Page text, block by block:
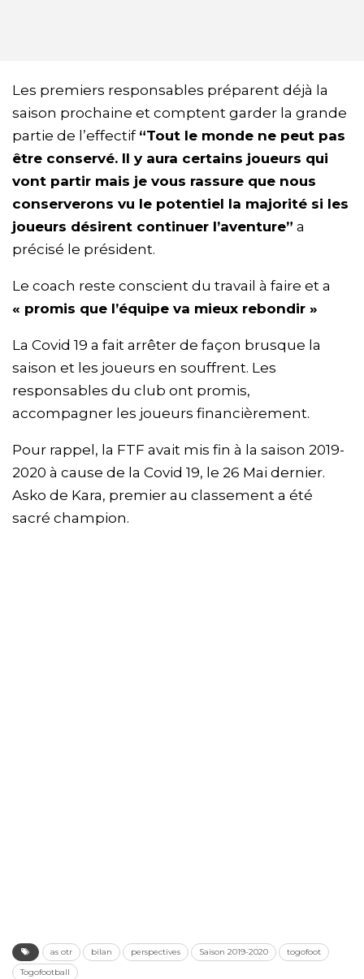
Les premiers responsables préparent déjà la
saison prochaine et comptent garder la grande
partie de l’effectif “Tout le monde ne peut pas
être conservé. Il y aura certains joueurs qui
vont partir mais je vous rassure que nous
conserverons vu le potentiel la majorité si les
joueurs désirent continuer l’aventure” a
précisé le président.
Le coach reste conscient du travail à faire et a
« promis que l’équipe va mieux rebondir »
La Covid 19 a fait arrêter de façon brusque la
saison et les joueurs en souffrent. Les
responsables du club ont promis,
accompagner les joueurs financièrement.
Pour rappel, la FTF avait mis fin à la saison 2019-
2020 à cause de la Covid 19, le 26 Mai dernier.
Asko de Kara, premier au classement a été
sacré champion.
as otr bilan perspectives Saison 2019-2020
togofoot
Togofootball